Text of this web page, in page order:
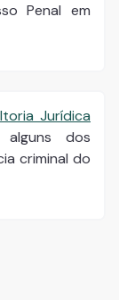
Penal em
Jurídica
dos
criminal do